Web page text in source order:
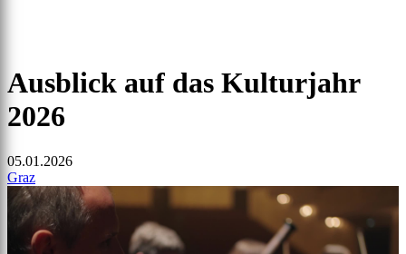
Ausblick auf das Kulturjahr
2026
05.01.2026
Graz